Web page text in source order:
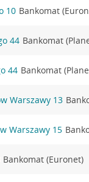
10 Bankomat
44 Bankomat
44 Bankomat
Warszawy 13
Warszawy 15
Bankomat (Euronet)